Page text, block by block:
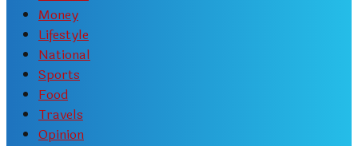
Money
Lifestyle
National
Sports
Food
Travels
Opinion